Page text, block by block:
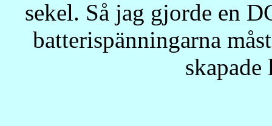
sekel. Så jag gjorde en
batterispänningarna